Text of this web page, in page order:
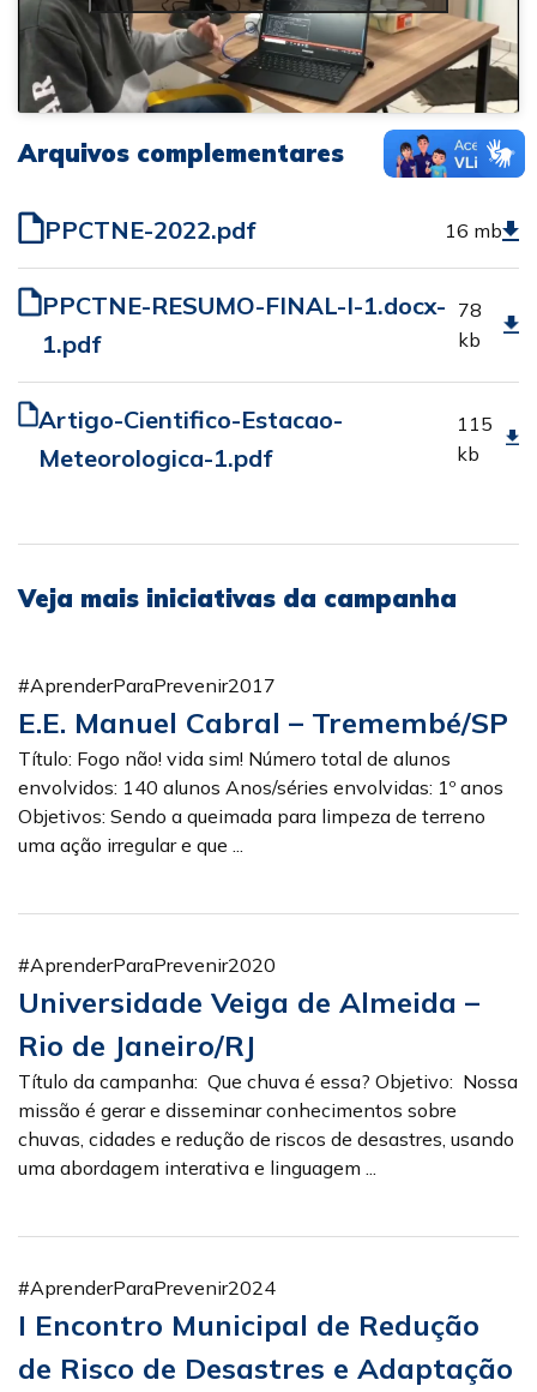
Arquivos complementares
PPCTNE-2022.pdf 16 mb
PPCTNE-RESUMO-FINAL-I-1.docx-
1.pdf
78
kb
Artigo-Cientifico-Estacao-
Meteorologica-1.pdf
115
kb
Veja mais iniciativas da campanha
#AprenderParaPrevenir2017
E.E. Manuel Cabral – Tremembé/SP
Título: Fogo não! vida sim! Número total de alunos
envolvidos: 140 alunos Anos/séries envolvidas: 1º anos
Objetivos: Sendo a queimada para limpeza de terreno
uma ação irregular e que ...
#AprenderParaPrevenir2020
Universidade Veiga de Almeida –
Rio de Janeiro/RJ
Título da campanha: Que chuva é essa? Objetivo: Nossa
missão é gerar e disseminar conhecimentos sobre
chuvas, cidades e redução de riscos de desastres, usando
uma abordagem interativa e linguagem ...
#AprenderParaPrevenir2024
I Encontro Municipal de Redução
de Risco de Desastres e Adaptação